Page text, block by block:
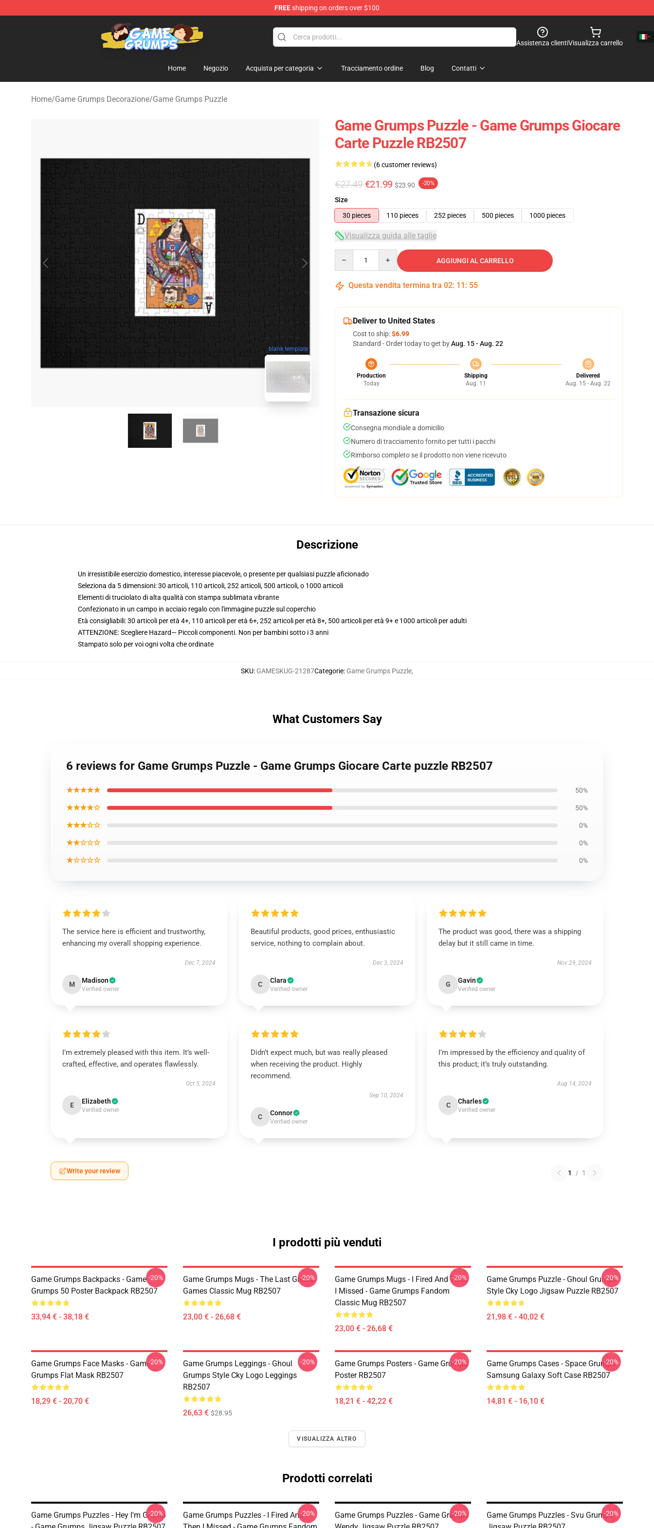
FREEshipping on orders over $100
Game Grumps Shop - Official Game Grumps Merchandise Store
Assistenza clientiVisualizza carrello
Home Negozio Acquista per categoria Tracciamento ordine Blog Contatti
Home/Game Grumps Decorazione/Game Grumps Puzzle
blank template
Game Grumps Puzzle - Game Grumps Giocare
Carte Puzzle RB2507
(6 customer reviews)
€27.49 €21.99 $23.90 -20%
Size
30 pieces
110 pieces 252 pieces 500 pieces 1000 pieces
Visualizza guida alle taglie
AGGIUNGI AL CARRELLO
Questa vendita termina tra 02: 11 : 54
Deliver to United States
Cost to ship:$6.99
Standard - Order today to get byAug. 15 - Aug. 22
Production
Today
Shipping
Aug. 11
Delivered
Aug. 15 - Aug. 22
Transazione sicura
Consegna mondiale a domicilio
Numero di tracciamento fornito per tutti i pacchi
Rimborso completo se il prodotto non viene ricevuto
Descrizione
Un irresistibile esercizio domestico, interesse piacevole, o presente per qualsiasi puzzle aficionado
Seleziona da 5 dimensioni: 30 articoli, 110 articoli, 252 articoli, 500 articoli, o 1000 articoli
Elementi di truciolato di alta qualità con stampa sublimata vibrante
Confezionato in un campo in acciaio regalo con l'immagine puzzle sul coperchio
Età consigliabili: 30 articoli per età 4+, 110 articoli per età 6+, 252 articoli per età 8+, 500 articoli per età 9+ e 1000 articoli per adulti
ATTENZIONE: Scegliere Hazard— Piccoli componenti. Non per bambini sotto i 3 anni
Stampato solo per voi ogni volta che ordinate
SKU: GAMESKUG-21287Categorie: Game Grumps Puzzle,
What Customers Say
6 reviews for Game Grumps Puzzle - Game Grumps Giocare Carte puzzle RB2507
★★★★★ 50%
★★★★☆ 50%
★★★☆☆ 0%
★★☆☆☆ 0%
★☆☆☆☆ 0%
The service here is efficient and trustworthy,
enhancing my overall shopping experience.
Dec 7, 2024
M Madison
Verified owner
Beautiful products, good prices, enthusiastic
service, nothing to complain about.
Dec 3, 2024
C Clara
Verified owner
The product was good, there was a shipping
delay but it still came in time.
Nov 29, 2024
G Gavin
Verified owner
I'm extremely pleased with this item. It’s well-
crafted, effective, and operates flawlessly.
Oct 5, 2024
E Elizabeth
Verified owner
Didn’t expect much, but was really pleased
when receiving the product. Highly
recommend.
Sep 10, 2024
C Connor
Verified owner
I’m impressed by the efficiency and quality of
this product; it’s truly outstanding.
Aug 14, 2024
C Charles
Verified owner
Write your review 1 / 1
I prodotti più venduti
Game Grumps Backpacks - Game
Grumps 50 Poster Backpack RB2507
33,94 € - 38,18 €
-20%
Game Grumps Mugs - The Last Grump
Games Classic Mug RB2507
23,00 € - 26,68 €
-20%
Game Grumps Mugs - I Fired And Then
I Missed - Game Grumps Fandom
Classic Mug RB2507
23,00 € - 26,68 €
-20%
Game Grumps Puzzle - Ghoul Grumps
Style Cky Logo Jigsaw Puzzle RB2507
21,98 € - 40,02 €
-20%
Game Grumps Face Masks - Game
Grumps Flat Mask RB2507
18,29 € - 20,70 €
-20%
Game Grumps Leggings - Ghoul
Grumps Style Cky Logo Leggings
RB2507
26,63 € $28.95
-20%
Game Grumps Posters - Game Grumps
Poster RB2507
18,21 € - 42,22 €
-20%
Game Grumps Cases - Space Grumps
Samsung Galaxy Soft Case RB2507
14,81 € - 16,10 €
-20%
VISUALIZZA ALTRO
Prodotti correlati
Game Grumps Puzzles - Hey I'm Grump
-20%
Game Grumps Puzzles - I Fired And-20%
Game Grumps Puzzles - Game Grumps
-20%
Game Grumps Puzzles - Svu Grumps
-20%